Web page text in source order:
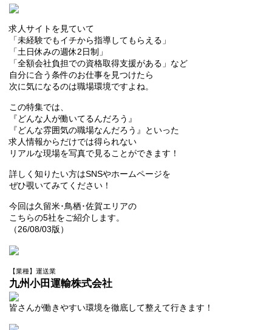
求人サイトを見ていて
「未経験でもイチから指導してもらえる」
「土日休みの週休2日制」
「全額会社負担での資格取得支援がある」など
自分に合う条件のお仕事を見つけたら
次に気になるのは職場環境ですよね。
この特集では、
『どんな人が働いてるんだろう』
『どんな雰囲気の職場なんだろう』といった
求人情報からだけでは得られない
リアルな現場を写真で見ることができます！
詳しく知りたい方はSNSやホームページを
ぜひ覗いてみてください！
今回は久留米･鳥栖･佐賀エリアの
こちらの5社をご紹介します。
（26/08/03版）
【業種】運送業
九州小田運輸株式会社
皆さんが働きやすい環境を徹底して整えて行きます！